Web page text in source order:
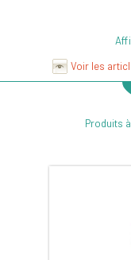
Voir les
création de
Produits